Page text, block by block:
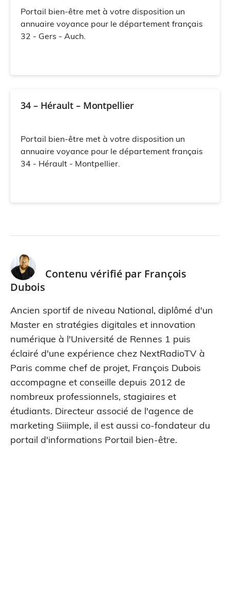
Portail bien-être met à votre disposition un
annuaire voyance pour le département français
32 - Gers - Auch.
34 – Hérault – Montpellier
Portail bien-être met à votre disposition un
annuaire voyance pour le département français
34 - Hérault - Montpellier.
Contenu vérifié par François
Dubois
Ancien sportif de niveau National, diplômé d'un
Master en stratégies digitales et innovation
numérique à l'Université de Rennes 1 puis
éclairé d'une expérience chez NextRadioTV à
Paris comme chef de projet, François Dubois
accompagne et conseille depuis 2012 de
nombreux professionnels, stagiaires et
étudiants. Directeur associé de l'agence de
marketing Siiimple, il est aussi co-fondateur du
portail d'informations Portail bien-être.